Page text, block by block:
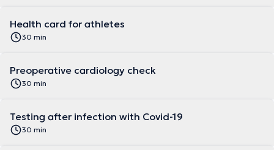
Health card for athletes
30 min
Preoperative cardiology check
30 min
Testing after infection with Covid-19
30 min